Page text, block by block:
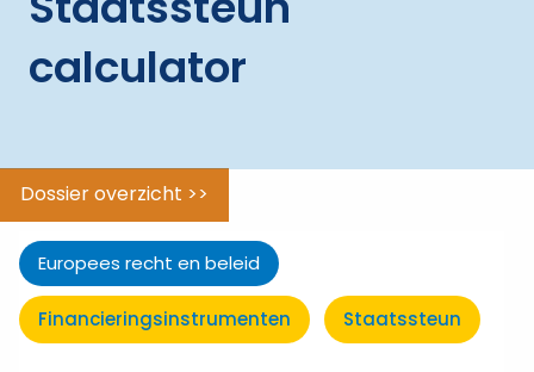
calculator
instrumenten
Dossier overzicht >>
Europees recht en beleid
Financierings­instrumenten Staatssteun